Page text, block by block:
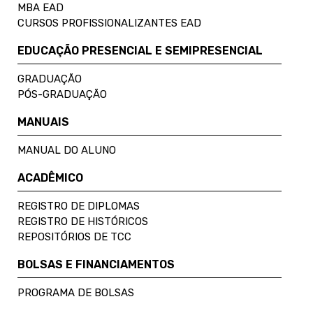
MBA EAD
CURSOS PROFISSIONALIZANTES EAD
EDUCAÇÃO PRESENCIAL E SEMIPRESENCIAL
GRADUAÇÃO
PÓS-GRADUAÇÃO
MANUAIS
MANUAL DO ALUNO
ACADÊMICO
REGISTRO DE DIPLOMAS
REGISTRO DE HISTÓRICOS
REPOSITÓRIOS DE TCC
BOLSAS E FINANCIAMENTOS
PROGRAMA DE BOLSAS